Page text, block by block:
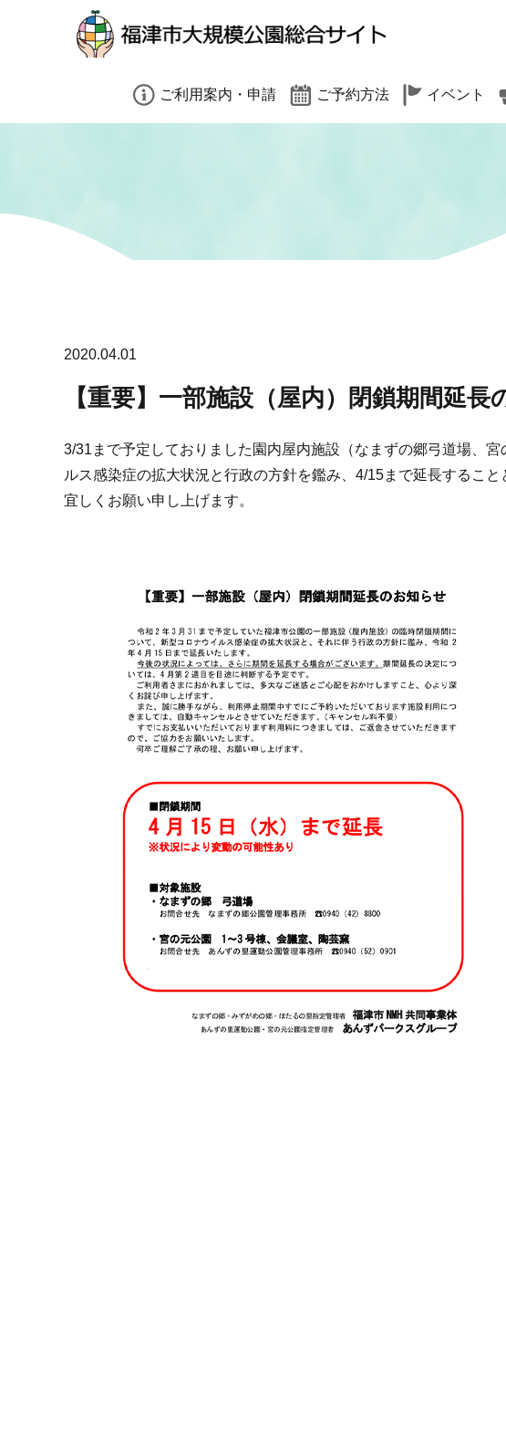
小（標準）
閉じる
ご利用案内・申請 ご予約方法 イベント
2020.04.01
【重要】一部施設（屋内）閉鎖期間延長
3/31まで予定しておりました園内屋内施設（なまずの郷弓道場、
ルス感染症の拡大状況と行政の方針を鑑み、4/15まで延長するこ
宜しくお願い申し上げます。